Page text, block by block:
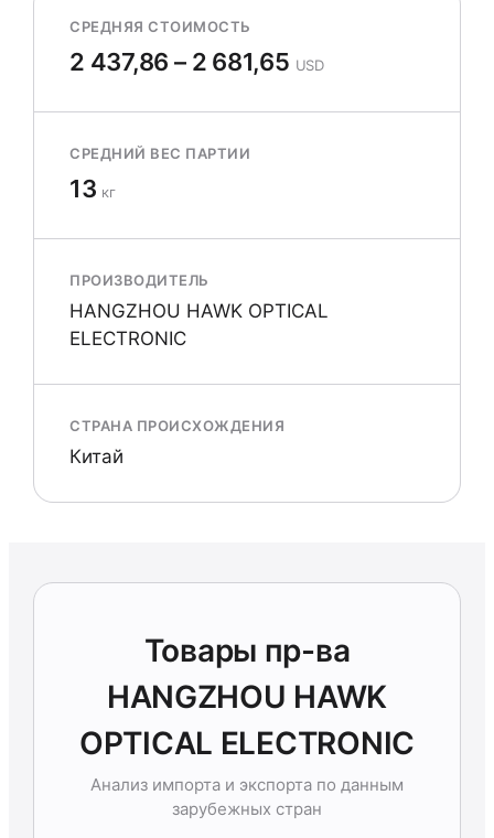
СРЕДНЯЯ СТОИМОСТЬ
2 437,86 – 2 681,65 USD
СРЕДНИЙ ВЕС ПАРТИИ
13 кг
ПРОИЗВОДИТЕЛЬ
HANGZHOU HAWK OPTICAL
ELECTRONIC
СТРАНА ПРОИСХОЖДЕНИЯ
Китай
Товары пр-ва
HANGZHOU HAWK
OPTICAL ELECTRONIC
Анализ импорта и экспорта по данным
зарубежных стран